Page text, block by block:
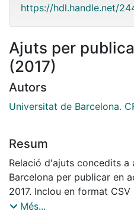
https://hdl.handle.net/
Ajuts per
(2017)
Autors
Universitat de Barcelona.
Resum
Relació d'ajuts concedits
Barcelona per publicar en
2017. Inclou en format
nom de la revista i l'import
Més...